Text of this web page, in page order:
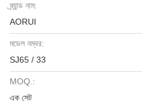
ব্র্যান্ড নাম:
AORUI
মডেল নম্বর:
SJ65 / 33
MOQ.:
এক সেট